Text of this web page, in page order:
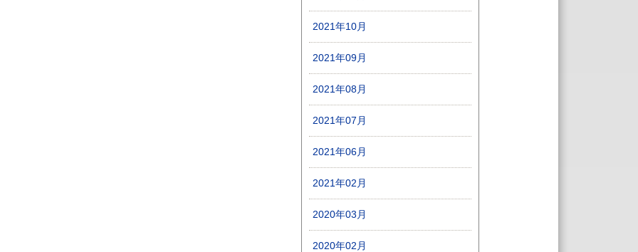
2021年10月
2021年09月
2021年08月
2021年07月
2021年06月
2021年02月
2020年03月
2020年02月